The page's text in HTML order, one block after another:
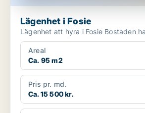
Lägenhet i Fosie
Lägenhet att hyra i Fosie
Areal
Ca. 95 m2
Pris pr. md.
Ca. 15 500 kr.